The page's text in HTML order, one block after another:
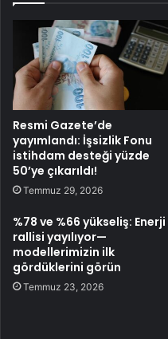
Resmi Gazete’de
yayımlandı: İşsizlik Fonu
istihdam desteği yüzde
50’ye çıkarıldı!
Temmuz 29, 2026
%78 ve %66 yükseliş: Enerji
rallisi yayılıyor—
modellerimizin ilk
gördüklerini görün
Temmuz 23, 2026